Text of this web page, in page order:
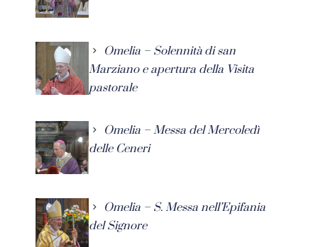
Omelia – Solennità di san
Marziano e apertura della Visita
pastorale
Omelia – Messa del Mercoledì
delle Ceneri
Omelia – S. Messa nell’Epifania
del Signore